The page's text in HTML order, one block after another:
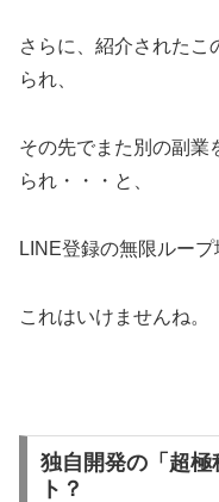
さらに、紹介されたこ
られ、
その先でまた別の副業
られ・・・と、
LINE登録の無限ルー
これはいけませんね。
独自開発の「超
ト？